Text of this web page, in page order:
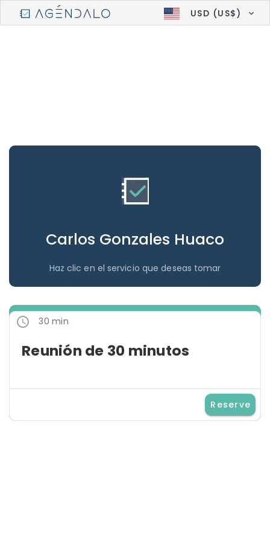
USD (US$)
Carlos Gonzales Huaco
Haz clic en el servicio que deseas tomar
30 min
Reunión de 30 minutos
Reserve